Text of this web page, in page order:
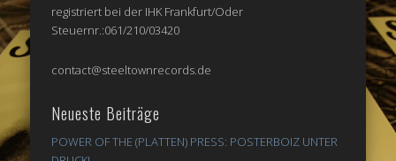
registriert bei der IHK Frankfurt/Oder
Steuernr.:061/210/03420
contact@steeltownrecords.de
Neueste Beiträge
POWER OF THE (PLATTEN) PRESS: POSTERBOIZ UNTER